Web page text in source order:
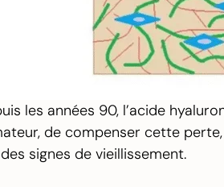
les années 90, l’acide
de compenser cette perte,
signes de vieillissement.